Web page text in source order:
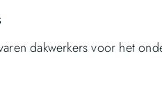
dakwerkers voor het